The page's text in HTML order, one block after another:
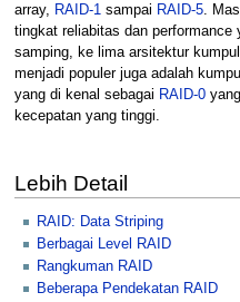
array,
RAID-1 sampai RAID-5.
tingkat reliabitas dan performance
samping, ke lima arsitektur
menjadi populer juga adalah
yang di kenal sebagai RAID-0yang
kecepatan yang tinggi.
Lebih Detail
RAID: Data Striping
Berbagai Level RAID
Rangkuman RAID
Beberapa Pendekatan RAID